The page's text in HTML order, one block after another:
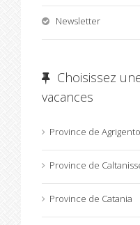
Newsletter
Choisissez
vacances
Province de Agrigento
Province de
Province de Catania